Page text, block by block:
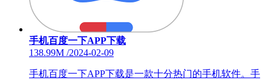
手机百度一下APP下载
138.99M /2024-02-09
手机百度一下APP下载是一款十分热门的手机软件。手